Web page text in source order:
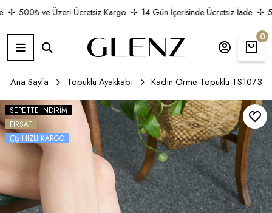
500₺ ve Üzeri Ücretsiz Kargo 14 Gün İçerisinde Ücretsiz İade
0
Ana Sayfa Topuklu Ayakkabı Kadın Örme Topuklu TS1073
SEPETTE İNDIRIM
FIRSAT
HIZLI KARGO